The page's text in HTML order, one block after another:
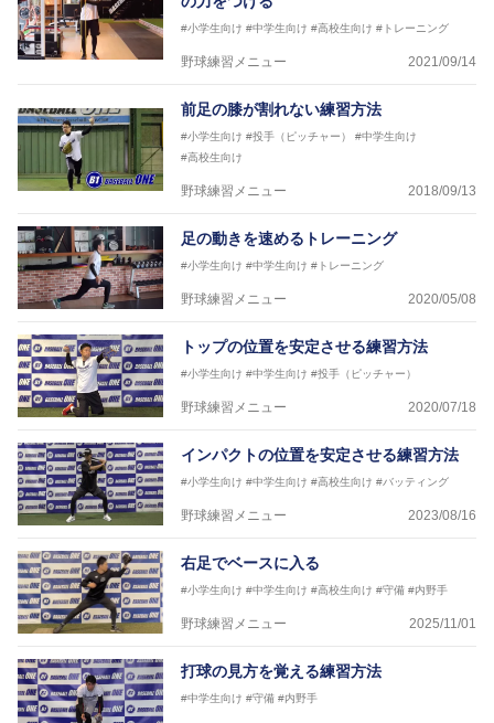
#小学生向け #中学生向け #高校生向け #トレーニング
野球練習メニュー 2021/09/14
前足の膝が割れない練習方法
#小学生向け #投手（ピッチャー）
#中学生向け
#高校生向け
野球練習メニュー 2018/09/13
足の動きを速めるトレーニング
#小学生向け #中学生向け #トレーニング
野球練習メニュー 2020/05/08
トップの位置を安定させる練習方法
#小学生向け #中学生向け #投手（ピッチャー）
野球練習メニュー 2020/07/18
インパクトの位置を安定させる練習方法
#小学生向け #中学生向け #高校生向け #バッティング
野球練習メニュー 2023/08/16
右足でベースに入る
#小学生向け #中学生向け #高校生向け #守備 #内野手
野球練習メニュー 2025/11/01
打球の見方を覚える練習方法
#中学生向け #守備 #内野手